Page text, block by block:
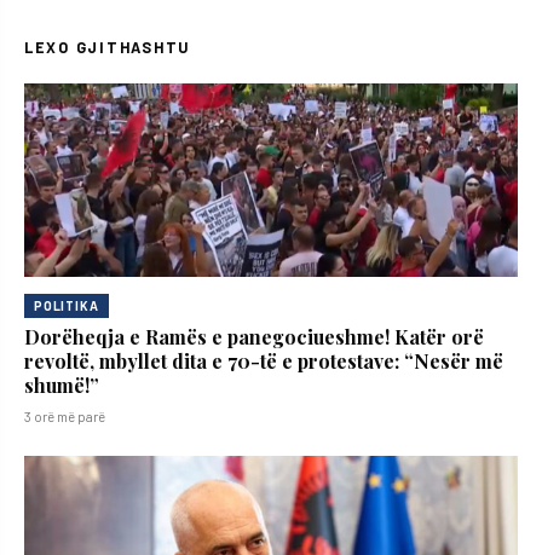
LEXO GJITHASHTU
POLITIKA
Dorëheqja e Ramës e panegociueshme! Katër orë
revoltë, mbyllet dita e 70-të e protestave: “Nesër më
shumë!”
3 orë më parë